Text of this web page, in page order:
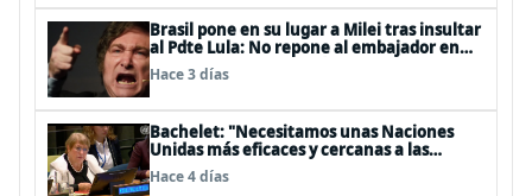
Brasil pone en su lugar a Milei tras insultar
al Pdte Lula: No repone al embajador en
BBSS y rebaja la relación bilateral
Hace 3 días
Bachelet: "Necesitamos unas Naciones
Unidas más eficaces y cercanas a las
personas"
Hace 4 días